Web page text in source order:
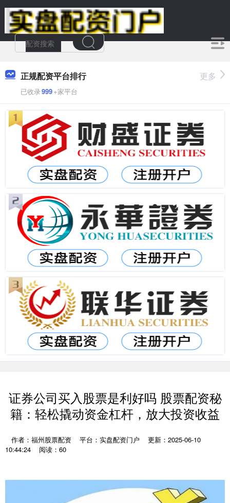
正规配资平台排行
已收录999+家平台
更多
证券公司买入股票是利好吗 股票配资秘
籍：轻松撬动资金杠杆，放大投资收益
作者：福州股票配资 平台：实盘配资门户
更新：2025-06-10
10:44:24
阅读：60